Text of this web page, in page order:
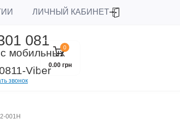
ЛИЧНЫЙ КАБИНЕТ
081
мобильных
-Viber
звонок
0
0.00 грн
001H